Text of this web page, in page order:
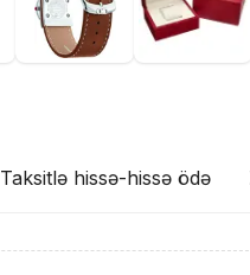
Taksitlə hissə-hissə ödə